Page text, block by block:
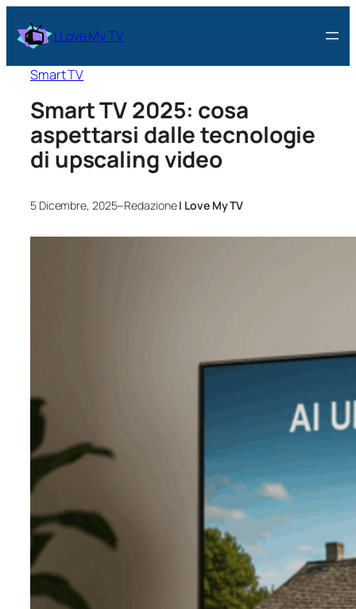
I Love My TV
Smart TV
Smart TV 2025: cosa
aspettarsi dalle tecnologie
di upscaling video
5 Dicembre, 2025–RedazioneI Love My TV